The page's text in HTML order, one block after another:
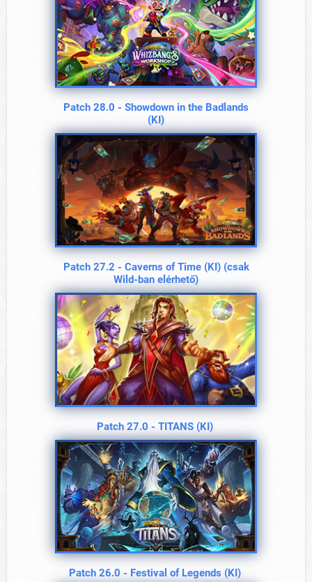
Patch 28.0 - Showdown in the Badlands
(KI)
Patch 27.2 - Caverns of Time (KI) (csak
Wild-ban elérhető)
Patch 27.0 - TITANS (KI)
Patch 26.0 - Festival of Legends (KI)